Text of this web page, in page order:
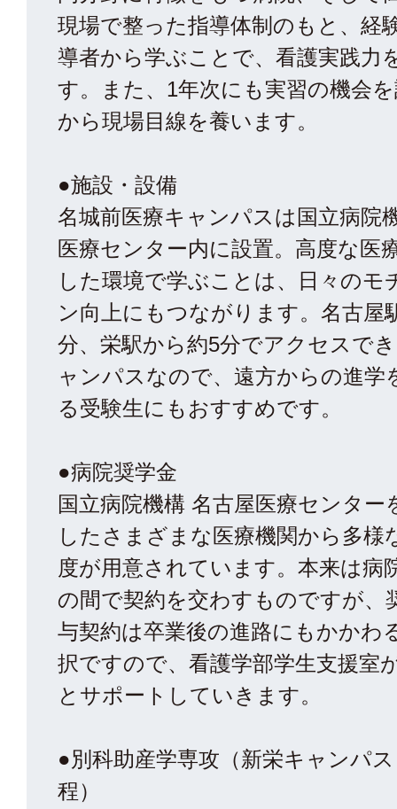
現場で整った指導体制のもと、経
導者から学ぶことで、看護実践力
す。また、1年次にも実習の機会
から現場目線を養います。
●施設・設備
名城前医療キャンパスは国立病院
医療センター内に設置。高度な医
した環境で学ぶことは、日々のモ
ン向上にもつながります。名古屋
分、栄駅から約5分でアクセスで
ャンパスなので、遠方からの進学
る受験生にもおすすめです。
●病院奨学金
国立病院機構 名古屋医療センター
したさまざまな医療機関から多様
度が用意されています。本来は病
の間で契約を交わすものですが、
与契約は卒業後の進路にもかかわ
択ですので、看護学部学生支援室
とサポートしていきます。
●別科助産学専攻（新栄キャンパ
程）